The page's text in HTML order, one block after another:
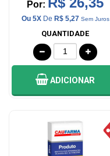
MAIS
PRÓXIMA
Por:
Ou 5XDe R$ 5,27 Sem Juros
QUANTIDADE
ADICIONAR